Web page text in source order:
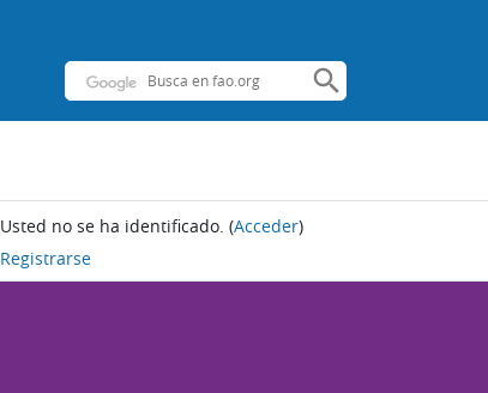
Usted no se ha identificado. (Acceder)
Registrarse